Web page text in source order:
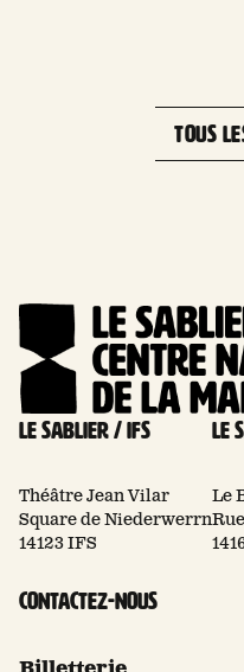
TOUS
Le Sablier / Ifs
Théâtre Jean Vilar
Square de Niederwerrn
14123 IFS
Le
Le
Contactez-nous